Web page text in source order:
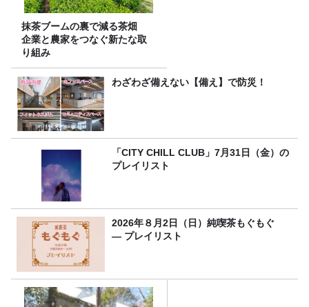
抹茶ブームの裏で減る茶畑
企業と農家をつなぐ新たな取
り組み
わざわざ備えない【備え】で防災！
「CITY CHILL CLUB」7月31日（金）の
プレイリスト
2026年８月2日（日）純喫茶もぐもぐ
― プレイリスト